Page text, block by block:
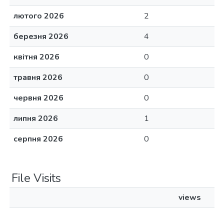
лютого 2026
2
березня 2026
4
квітня 2026
0
травня 2026
0
червня 2026
0
липня 2026
1
серпня 2026
0
File Visits
views